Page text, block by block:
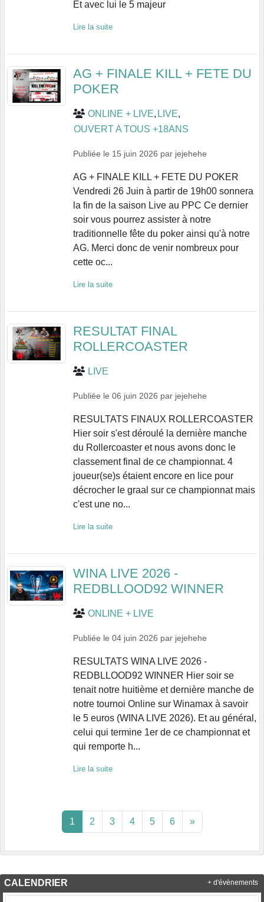
Et avec lui le 5 majeur
Lire la suite
AG + FINALE KILL + FETE DU
POKER
ONLINE + LIVE LIVE
OUVERT A TOUS +18ANS
Publiée le 15 juin 2026 par jejehehe
AG + FINALE KILL + FETE DU POKER
Vendredi 26 Juin à partir de 19h00 sonnera
la fin de la saison Live au PPC Ce dernier
soir vous pourrez assister à notre
traditionnelle fête du poker ainsi qu'à notre
AG. Merci donc de venir nombreux pour
cette oc...
Lire la suite
RESULTAT FINAL
ROLLERCOASTER
LIVE
Publiée le 06 juin 2026 par jejehehe
RESULTATS FINAUX ROLLERCOASTER
Hier soir s'est déroulé la dernière manche
du Rollercoaster et nous avons donc le
classement final de ce championnat. 4
joueur(se)s étaient encore en lice pour
décrocher le graal sur ce championnat mais
c'est une no...
Lire la suite
WINA LIVE 2026 -
REDBLLOOD92 WINNER
ONLINE + LIVE
Publiée le 04 juin 2026 par jejehehe
RESULTATS WINA LIVE 2026 -
REDBLLOOD92 WINNER Hier soir se
tenait notre huitième et dernière manche de
notre tournoi Online sur Winamax à savoir
le 5 euros (WINA LIVE 2026). Et au général,
celui qui termine 1er de ce championnat et
qui remporte h...
Lire la suite
1 2 3 4 5 6 »
CALENDRIER + d'évènements